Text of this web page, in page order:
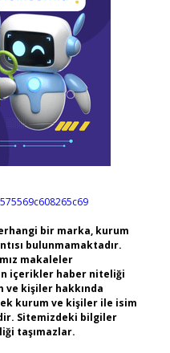
bir marka, kurum
bulunmamaktadır.
makaleler
içerikler haber niteliği
ve kişiler hakkında
kurum ve kişiler ile isim
Sitemizdeki bilgiler
taşımazlar.